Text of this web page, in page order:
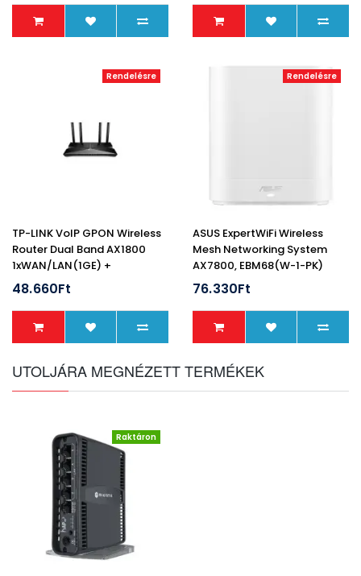
Rendelésre
TP-LINK VoIP GPON Wireless
Router Dual Band AX1800
1xWAN/LAN(1GE) +
3xLAN(1GE) + 1xFXS + 1xUSB,
XX230v (Szolgáltatói)
48.660Ft
Rendelésre
ASUS ExpertWiFi Wireless
Mesh Networking System
AX7800, EBM68(W-1-PK)
76.330Ft
UTOLJÁRA MEGNÉZETT TERMÉKEK
Raktáron